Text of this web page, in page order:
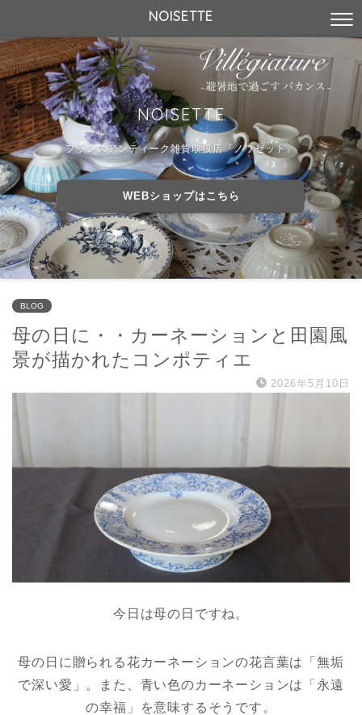
NOISETTE
NOISETTE
フランスアンティーク雑貨取扱店『ノワゼット』
WEBショップはこちら
BLOG
母の日に・・カーネーションと田園風
景が描かれたコンポティエ
2026年5月10日
今日は母の日ですね。
母の日に 贈られる花カーネーションの花言葉は「無垢
で深い愛」。また、青い色のカーネーションは「永遠
の幸福」を意味するそうです。